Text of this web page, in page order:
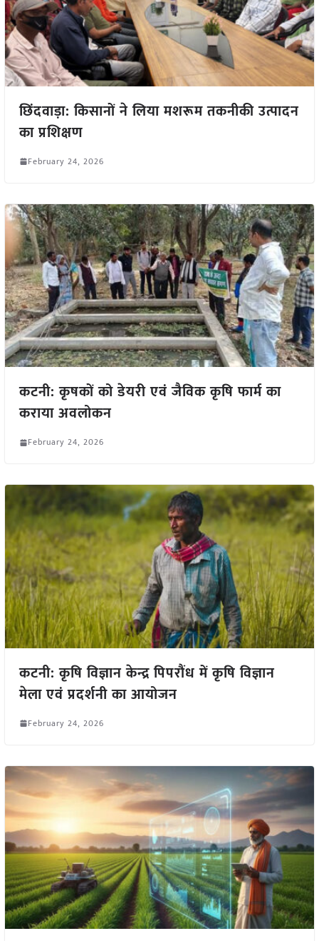
छिंदवाड़ा: किसानों ने लिया मशरूम तकनीकी उत्पादन
का प्रशिक्षण
February 24, 2026
कटनी: कृषकों को डेयरी एवं जैविक कृषि फार्म का
कराया अवलोकन
February 24, 2026
कटनी: कृषि विज्ञान केन्द्र पिपरौंध में कृषि विज्ञान
मेला एवं प्रदर्शनी का आयोजन
February 24, 2026